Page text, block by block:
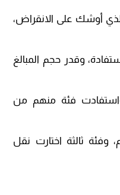
أوشك على الانقراض،
وقدر حجم المبالغ
سنتيم، واستفادت فئة منهم من
80 ألف درهم، وفئة ثالثة اختارت نقل